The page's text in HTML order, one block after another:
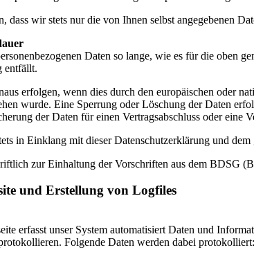
dass wir stets nur die von Ihnen selbst angegebenen
Daten so lange, wie es für die oben
entfällt.
erfolgen, wenn dies durch den europäischen oder
wurde. Eine Sperrung oder Löschung der Daten
der Daten für einen Vertragsabschluss oder eine
in Einklang mit dieser Datenschutzerklärung und dem
zur Einhaltung der Vorschriften aus dem BDSG
und Erstellung von Logfiles
erfasst unser System automatisiert Daten und
Folgende Daten werden dabei protokolliert: